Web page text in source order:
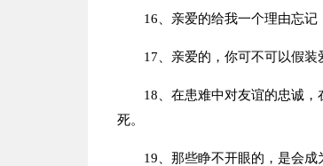
16、亲爱的给我一个理由忘记
17、亲爱的，你可不可以假装
18、在患难中对友谊的忠诚
死。
19、那些睁不开眼的，是会成